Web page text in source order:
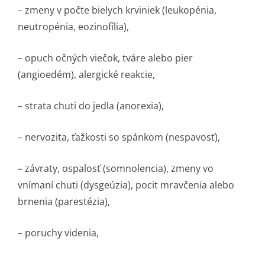
– zmeny v počte bielych krviniek (leukopénia,
neutropénia, eozinofília),
– opuch očných viečok, tváre alebo pier
(angioedém), alergické reakcie,
– strata chuti do jedla (anorexia),
– nervozita, ťažkosti so spánkom (nespavosť),
– závraty, ospalosť (somnolencia), zmeny vo
vnímaní chuti (dysgeúzia), pocit mravčenia alebo
brnenia (parestézia),
– poruchy videnia,